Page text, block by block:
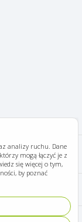
analizy ruchu. Dane
mogą łączyć je z
się więcej o tym,
by poznać